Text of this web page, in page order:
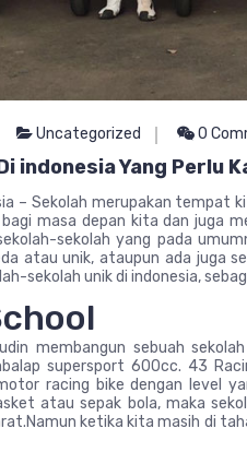
Uncategorized 0
indonesia Yang Perlu
– Sekolah merupakan tempat
masa depan kita dan juga
sekolah yang pada
atau unik, ataupun ada juga
sekolah unik di indonesia,
membangun sebuah
supersport 600cc. 43
racing bike dengan level
atau sepak bola, maka
ketika kita masih di